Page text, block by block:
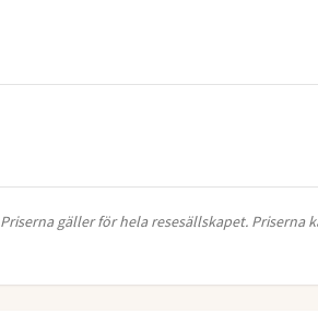
Priserna gäller för hela resesällskapet.